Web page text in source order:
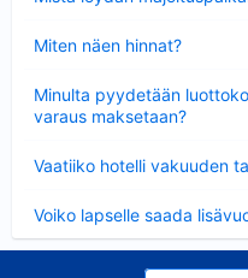
Miten näen hinnat?
Minulta pyydetään
varaus maksetaan?
Vaatiiko hotelli vakuuden
Voiko lapselle saada